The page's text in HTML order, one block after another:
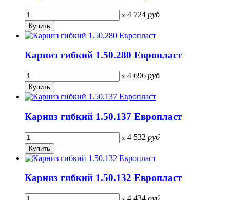
x 4 724 руб
Карниз гибкий 1.50.280 Европласт
x 4 696 руб
Карниз гибкий 1.50.137 Европласт
x 4 532 руб
Карниз гибкий 1.50.132 Европласт
4 434 руб